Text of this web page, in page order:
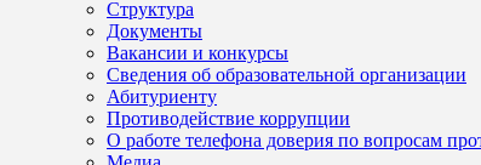
Структура
Документы
Вакансии и конкурсы
Сведения об образовательной организации
Абитуриенту
Противодействие коррупции
О работе телефона доверия по вопросам